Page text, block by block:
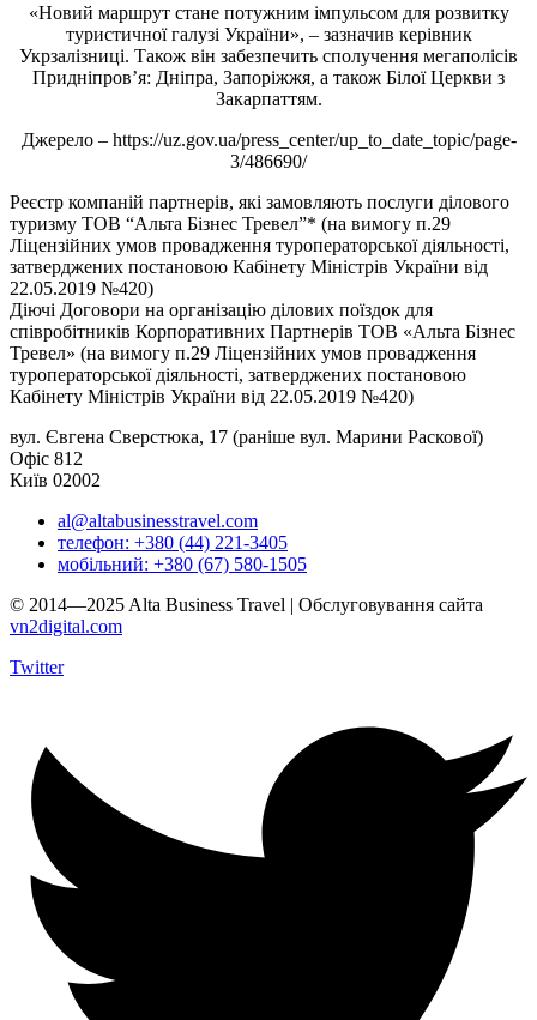
«Новий маршрут стане потужним імпульсом для розвитку
туристичної галузі України», – зазначив керівник
Укрзалізниці. Також він забезпечить сполучення мегаполісів
Придніпров’я: Дніпра, Запоріжжя, а також Білої Церкви з
Закарпаттям.
Джерело – https://uz.gov.ua/press_center/up_to_date_topic/page-
3/486690/
Реєстр компаній партнерів, які замовляють послуги ділового
туризму ТОВ “Альта Бізнес Тревел”* (на вимогу п.29
Ліцензійних умов провадження туроператорської діяльності,
затверджених постановою Кабінету Міністрів України від
22.05.2019 №420)
Діючі Договори на організацію ділових поїздок для
співробітників Корпоративних Партнерів ТОВ «Альта Бізнес
Тревел» (на вимогу п.29 Ліцензійних умов провадження
туроператорської діяльності, затверджених постановою
Кабінету Міністрів України від 22.05.2019 №420)
вул. Євгена Сверстюка, 17 (раніше вул. Марини Раскової)
Офіс 812
Київ 02002
al@altabusinesstravel.com
телефон: +380 (44) 221-3405
мобільний: +380 (67) 580-1505
© 2014—2025 Alta Business Travel | Обслуговування сайта
vn2digital.com
Twitter